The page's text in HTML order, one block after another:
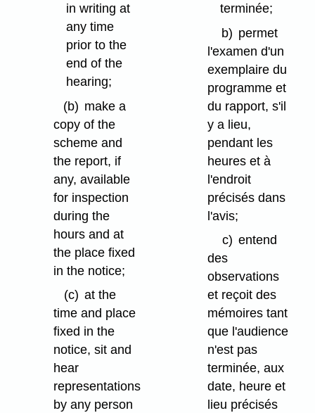
in writing at
any time
prior to the
end of the
hearing;
(b) make a
copy of the
scheme and
the report, if
any, available
for inspection
during the
hours and at
the place fixed
in the notice;
(c) at the
time and place
fixed in the
notice, sit and
hear
representations
by any person
terminée;
b) permet
l'examen d'un
exemplaire du
programme et
du rapport, s'il
y a lieu,
pendant les
heures et à
l'endroit
précisés dans
l'avis;
c) entend
des
observations
et reçoit des
mémoires tant
que l'audience
n'est pas
terminée, aux
date, heure et
lieu précisés